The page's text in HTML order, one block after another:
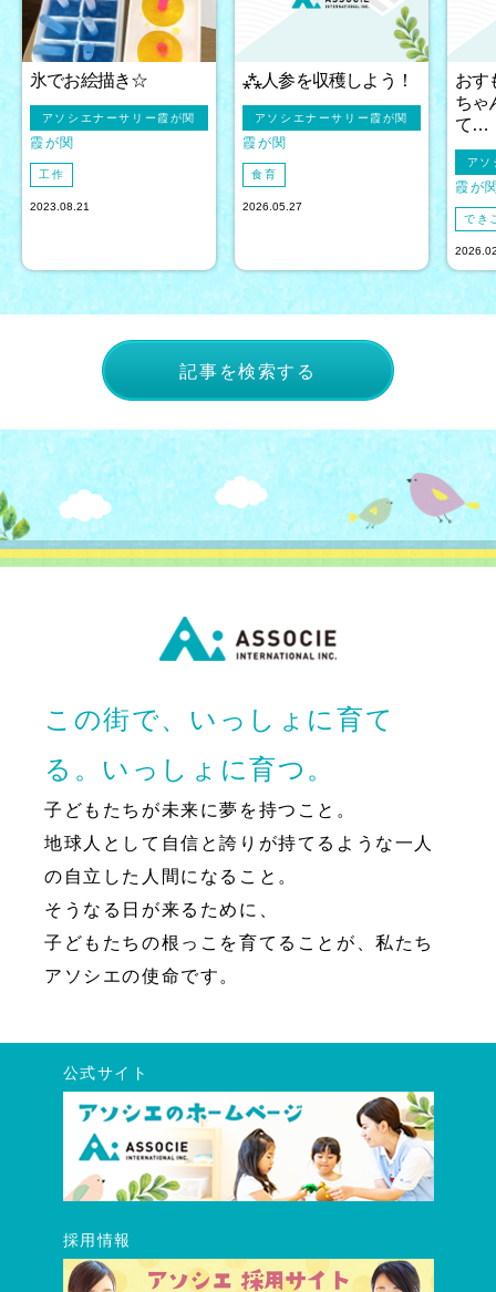
氷でお絵描き☆
アソシエナーサリー霞が関
霞が関
工作
2023.08.21
⁂人参を収穫しよう！
アソシエナーサリー霞が関
霞が関
食育
2026.05.27
おす
ちゃ
て…
アソ
霞が
でき
記事を検索する
この街で、いっしょに育て
る。いっしょに育つ。
子どもたちが未来に夢を持つこと。
地球人として自信と誇りが持てるような一人
の自立した人間になること。
そうなる日が来るために、
子どもたちの根っこを育てることが、私たち
アソシエの使命です。
公式サイト
採用情報